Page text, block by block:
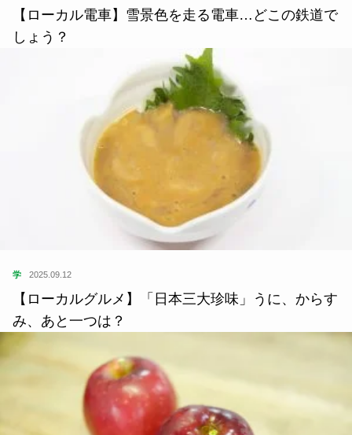
【ローカル電車】雪景色を走る電車…どこの鉄道で
しょう？
学 2025.09.12
【ローカルグルメ】「日本三大珍味」うに、からす
み、あと一つは？